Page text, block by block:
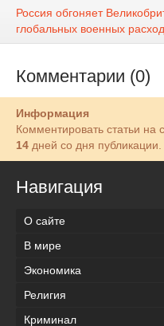
Россия обгоняет
глобальных военных
Комментарии (0)
Информация
Комментировать статьи на
14 дней со дня публикации.
Навигация
О сайте
В мире
Экономика
Религия
Криминал